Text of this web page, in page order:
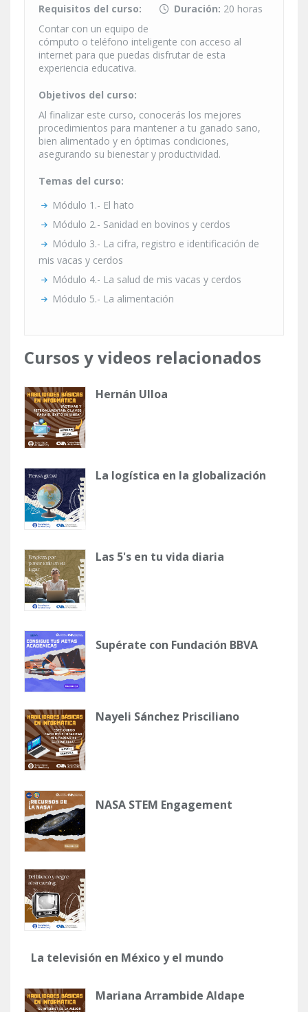
Duración: 20 horas
Requisitos del curso:
Contar con un equipo de
cómputo o teléfono inteligente con acceso al
internet para que puedas disfrutar de esta
experiencia educativa.
Objetivos del curso:
Al finalizar este curso, conocerás los mejores
procedimientos para mantener a tu ganado sano,
bien alimentado y en óptimas condiciones,
asegurando su bienestar y productividad.
Temas del curso:
Módulo 1.- El hato
Módulo 2.- Sanidad en bovinos y cerdos
Módulo 3.- La cifra, registro e identificación de
mis vacas y cerdos
Módulo 4.- La salud de mis vacas y cerdos
Módulo 5.- La alimentación
Cursos y videos relacionados
Hernán Ulloa
La logística en la globalización
Las 5's en tu vida diaria
Supérate con Fundación BBVA
Nayeli Sánchez Prisciliano
NASA STEM Engagement
La televisión en México y el mundo
Mariana Arrambide Aldape